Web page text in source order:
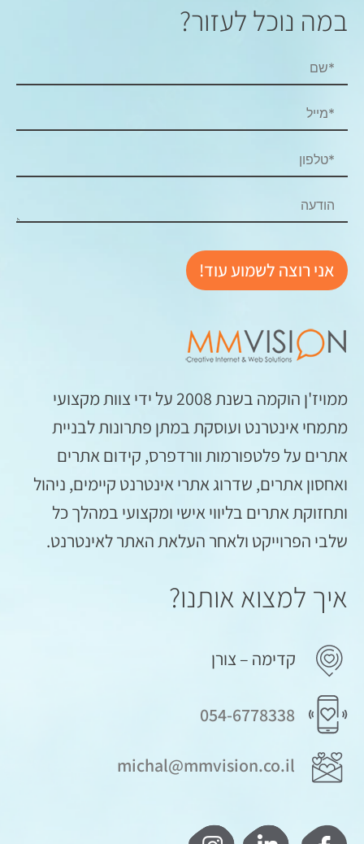
במה נוכל לעזור?
ממויז'ן הוקמה בשנת 2008 על ידי צוות מקצועי
מתמחי אינטרנט ועוסקת במתן פתרונות לבניית
אתרים על פלטפורמות וורדפרס, קידום אתרים
ואחסון אתרים, שדרוג אתרי אינטרנט קיימים, ניהול
ותחזוקת אתרים בליווי אישי ומקצועי במהלך כל
שלבי הפרוייקט ולאחר העלאת האתר לאינטרנט.
איך למצוא אותנו?
קדימה – צורן
054-6778338
michal@mmvision.co.il